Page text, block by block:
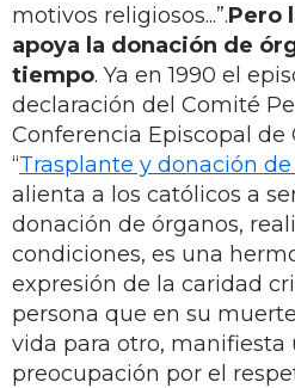
motivos religiosos...”.Pero
apoya la donación de
tiempo. Ya en 1990 el
declaración del Comité
Conferencia Episcopal de
“Trasplante y donación
alienta a los católicos a
donación de órganos,
condiciones, es una
expresión de la caridad
persona que en su
vida para otro, manifiesta
preocupación por el